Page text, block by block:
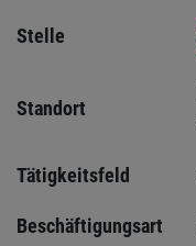
Stelle
Standort
Tätigkeitsfeld
Beschäftigungsart